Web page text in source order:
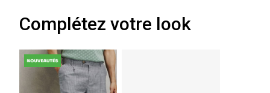
Complétez votre look